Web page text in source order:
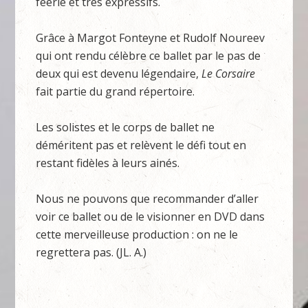
Grâce à Margot Fonteyne et Rudolf Noureev
qui ont rendu célèbre ce ballet par le pas de
deux qui est devenu légendaire,Le Corsaire
fait partie du grand répertoire.
Les solistes et le corps de ballet ne
déméritent pas et relèvent le défi tout en
restant fidèles à leurs ainés.
Nous ne pouvons que recommander d’aller
voir ce ballet ou de le visionner en DVD dans
cette merveilleuse production : on ne le
regrettera pas. (JL. A.)